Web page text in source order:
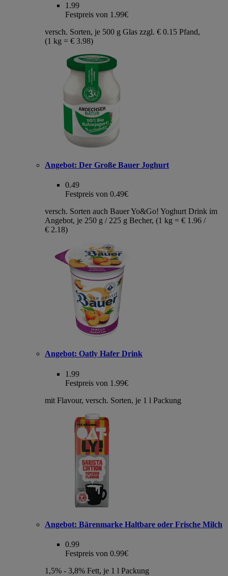
1.99
Festpreis von 1.99€
versch. Sorten, je 500 g Glas zzgl. € 0.15 Pfand,
(1 kg = € 3.98)
Angebot: Der Große Bauer Joghurt
0.49
Festpreis von 0.49€
versch. Sorten auch Bauer Yo&Go! Yoghurt Drink im
Angebot, je 250 g / 225 g Becher, (1 kg = € 1.96 /
€ 2.18)
Angebot: Oatly Hafer Drink
1.99
Festpreis von 1.99€
mit Flavour, versch. Sorten, je 1 l Packung
Angebot: Bärenmarke Haltbare oder Frische Milch
0.99
Festpreis von 0.99€
1,5% - 3,8% Fett, je 1 l Packung